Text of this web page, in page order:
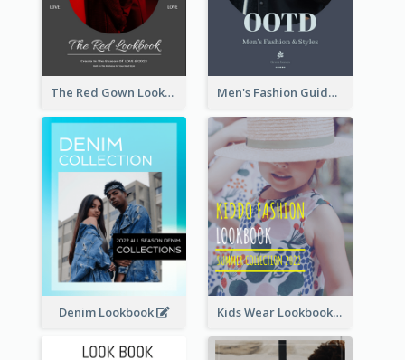
The Red Gown Lookbook Men's Fashion Guide Lookbook
Denim Lookbook Kids Wear Lookbook